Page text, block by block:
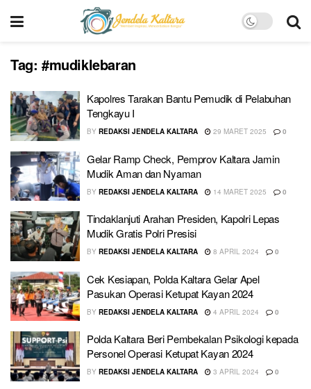
Tag: #mudiklebaran
Kapolres Tarakan Bantu Pemudik di Pelabuhan
Tengkayu I
BY REDAKSI JENDELA KALTARA 29 MARET 2025 0
Gelar Ramp Check, Pemprov Kaltara Jamin
Mudik Aman dan Nyaman
BY REDAKSI JENDELA KALTARA 14 MARET 2025 0
Tindaklanjuti Arahan Presiden, Kapolri Lepas
Mudik Gratis Polri Presisi
BY REDAKSI JENDELA KALTARA 8 APRIL 2024 0
Cek Kesiapan, Polda Kaltara Gelar Apel
Pasukan Operasi Ketupat Kayan 2024
BY REDAKSI JENDELA KALTARA 4 APRIL 2024 0
Polda Kaltara Beri Pembekalan Psikologi kepada
Personel Operasi Ketupat Kayan 2024
BY REDAKSI JENDELA KALTARA 3 APRIL 2024 0